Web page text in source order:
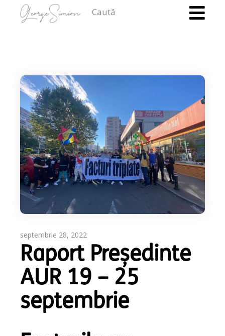
septembrie 28, 2022
Raport Președinte
AUR 19 – 25
septembrie